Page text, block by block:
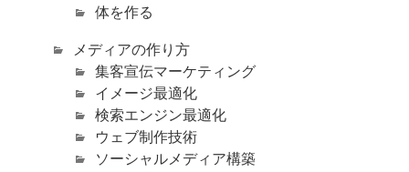
体を作る
メディアの作り方
集客宣伝マーケティング
イメージ最適化
検索エンジン最適化
ウェブ制作技術
ソーシャルメディア構築